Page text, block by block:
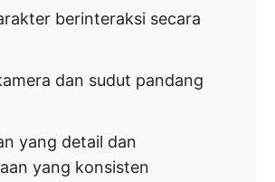
berinteraksi secara
dan sudut pandang
yang detail dan
yang konsisten